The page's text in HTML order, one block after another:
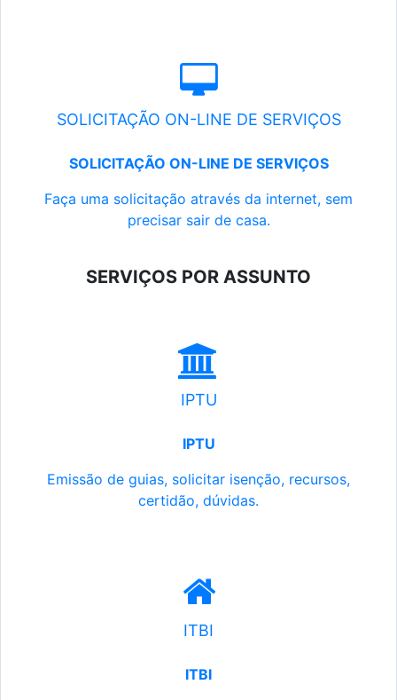
SOLICITAÇÃO ON-LINE DE SERVIÇOS
SOLICITAÇÃO ON-LINE DE SERVIÇOS
Faça uma solicitação através da internet, sem
precisar sair de casa.
SERVIÇOS POR ASSUNTO
IPTU
IPTU
Emissão de guias, solicitar isenção, recursos,
certidão, dúvidas.
ITBI
ITBI